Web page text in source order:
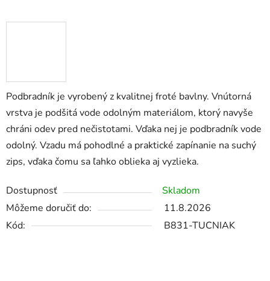
Podbradník je vyrobený z kvalitnej froté bavlny. Vnútorná
vrstva je podšitá vode odolným materiálom, ktorý navyše
chráni odev pred nečistotami. Vďaka nej je podbradník vode
odolný. Vzadu má pohodlné a praktické zapínanie na suchý
zips, vďaka čomu sa ľahko oblieka aj vyzlieka.
Dostupnosť
Skladom
Môžeme doručiť do:
11.8.2026
Kód:
B831-TUCNIAK